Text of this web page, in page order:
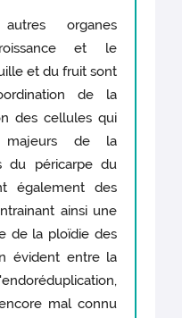
organes
et le
et du fruit sont
de la
des cellules qui
majeurs de la
du péricarpe du
également des
ainsi une
de la ploïdie des
évident entre la
mal connu